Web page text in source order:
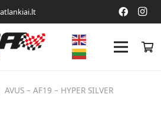
AVUS – AF19 – HYPER SILVER